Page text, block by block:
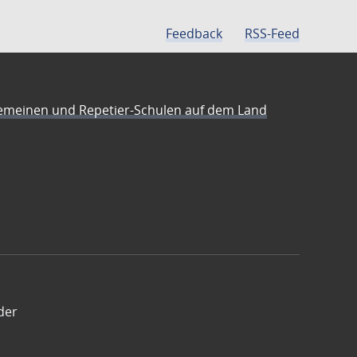
Feedback RSS-Feed
und Repetier-Schulen auf dem Land